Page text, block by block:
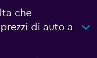
che
di auto a